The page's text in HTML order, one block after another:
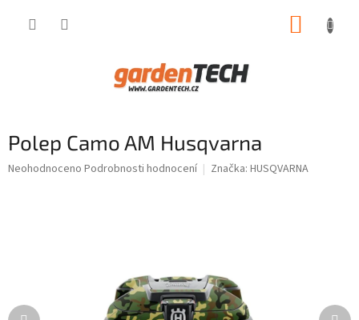
Polep Camo AM Husqvarna
Průměrné
Neohodnoceno Podrobnosti hodnocení Značka: HUSQVARNA